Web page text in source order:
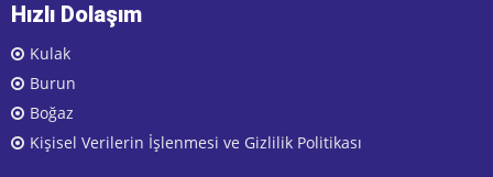
Hızlı Dolaşım
Kulak
Burun
Boğaz
Kişisel Verilerin İşlenmesi ve Gizlilik Politikası